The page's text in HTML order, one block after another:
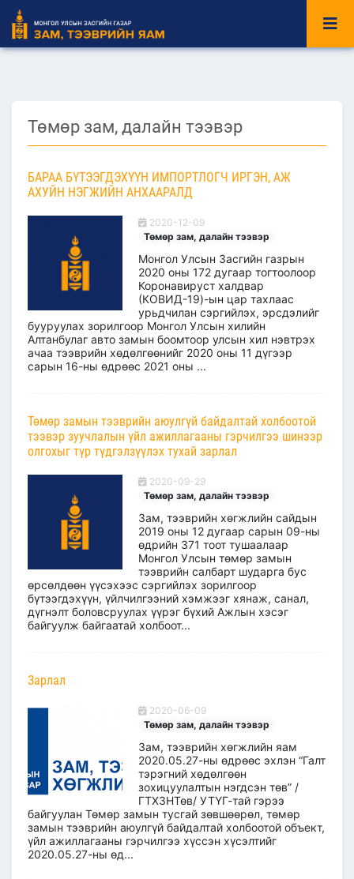
Төмөр зам, далайн тээвэр
БАРАА БҮТЭЭГДЭХҮҮН ИМПОРТЛОГЧ ИРГЭН, АЖ
АХУЙН НЭГЖИЙН АНХААРАЛД
2020-12-09
Төмөр зам, далайн тээвэр
Монгол Улсын Засгийн газрын
2020 оны 172 дугаар тогтоолоор
Коронавируст халдвар
(КОВИД-19)-ын цар тахлаас
урьдчилан сэргийлэх, эрсдэлийг
бууруулах зорилгоор Монгол Улсын хилийн
Алтанбулаг авто замын боомтоор улсын хил нэвтрэх
ачаа тээврийн хөдөлгөөнийг 2020 оны 11 дүгээр
сарын 16-ны өдрөөс 2021 оны ...
Төмөр замын тээврийн аюулгүй байдалтай холбоотой
тээвэр зуучлалын үйл ажиллагааны гэрчилгээ шинээр
олгохыг түр түдгэлзүүлэх тухай зарлал
2020-09-29
Төмөр зам, далайн тээвэр
Зам, тээврийн хөгжлийн сайдын
2019 оны 12 дугаар сарын 09-ны
өдрийн 371 тоот тушаалаар
Монгол Улсын төмөр замын
тээврийн салбарт шударга бус
өрсөлдөөн үүсэхээс сэргийлэх зорилгоор
бүтээгдэхүүн, үйлчилгээний хэмжээг хянаж, санал,
дүгнэлт боловсруулах үүрэг бүхий Ажлын хэсэг
байгуулж байгаатай холбоот...
Зарлал
2020-06-09
Төмөр зам, далайн тээвэр
Зам, тээврийн хөгжлийн яам
2020.05.27-ны өдрөөс эхлэн “Галт
тэрэгний хөдөлгөөн
зохицуулалтын нэгдсэн төв” /
ГТХЗНТөв/ УТҮГ-тай гэрээ
байгуулан Төмөр замын тусгай зөвшөөрөл, төмөр
замын тээврийн аюулгүй байдалтай холбоотой объект,
үйл ажиллагааны гэрчилгээ хүссэн хүсэлтийг
2020.05.27-ны өд...